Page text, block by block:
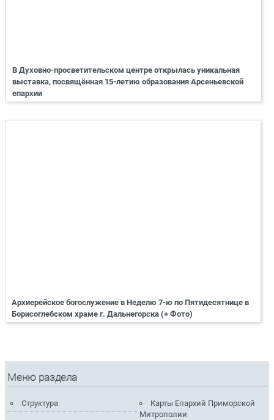
В Духовно-просветительском центре открылась уникальная
выставка, посвящённая 15-летию образования Арсеньевской
епархии
Архиерейское богослужение в Неделю 7-ю по Пятидесятнице в
Борисоглебском храме г. Дальнегорска (+ Фото)
Меню раздела
Структура
Карты Епархий Приморской
Митрополии